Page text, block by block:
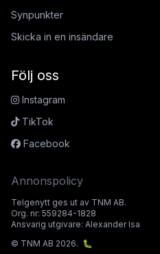
Synpunkter
Skicka in en insändare
Följ oss
Instagram
TikTok
Facebook
Annonspolicy
Telgenytt ges ut av TNM AB.
Org. nr: 559284-1828
Ansvarig utgivare: Alexander Isa
© TNM AB 2026. 🐛